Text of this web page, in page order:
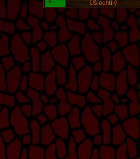
Ušlechtilý